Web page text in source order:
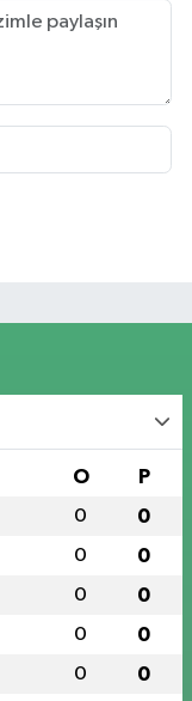
O P
0 0
0 0
0 0
0 0
0 0